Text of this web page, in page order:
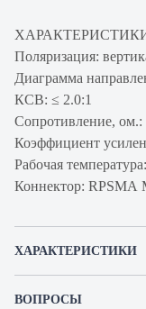
Поляризация:
Диаграмма
КСВ: ≤ 2.0:1
Сопротивление, ом.:
Коэффициент
Рабочая
Коннектор: RPSMA
ХАРАКТЕРИСТИКИ
ВОПРОСЫ